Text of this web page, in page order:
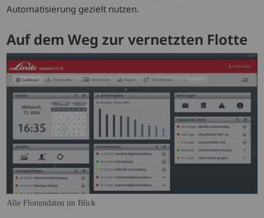
Automatisierung gezielt nutzen.
Auf dem Weg zur vernetzten Flotte
Alle Flottendaten im Blick